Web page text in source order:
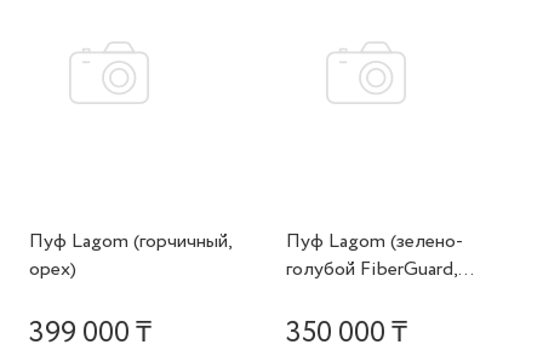
Пуф Lagom (горчичный,
орех)
399 000 ₸
Пуф Lagom (зелено-
голубой FiberGuard,
350 000 ₸